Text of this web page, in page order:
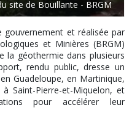
site de Bouillante - BRGM
et réalisée par
et Minières (BRGM)
la géothermie dans plusieurs
rendu public, dresse un
Guadeloupe, en Martinique,
Saint-Pierre-et-Miquelon, et
pour accélérer leur